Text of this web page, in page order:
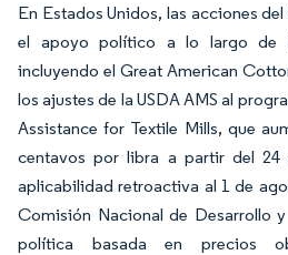
En Estados Unidos, las acciones
el apoyo político a lo largo de
incluyendo el Great American
los ajustes de la USDA AMS al
Assistance for Textile Mills, que
centavos por libra a partir del 24
aplicabilidad retroactiva al 1 de
Comisión Nacional de Desarrollo
política basada en precios